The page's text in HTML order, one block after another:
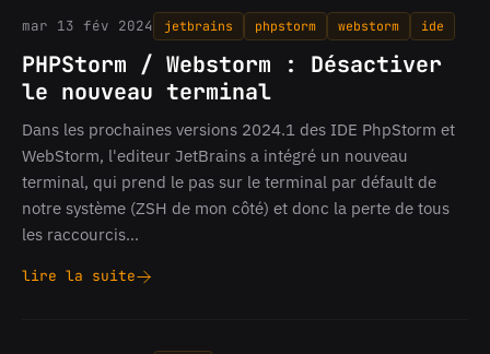
un
job
que
si
nécessaire
impacter
les
suivants
mar 13 fév 2024 jetbrains phpstorm webstorm ide
PHPStorm / Webstorm : Désactiver
le nouveau terminal
Dans les prochaines versions 2024.1 des IDE PhpStorm et
WebStorm, l'editeur JetBrains a intégré un nouveau
terminal, qui prend le pas sur le terminal par défault de
notre système (ZSH de mon côté) et donc la perte de tous
les raccourcis…
lire la suite
PHPStorm